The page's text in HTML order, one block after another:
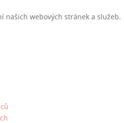
našich webových stránek a služeb.